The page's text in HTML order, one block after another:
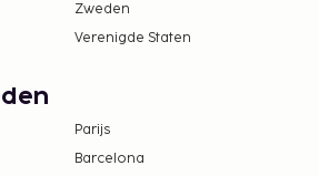
Zweden
Verenigde Staten
Parijs
Barcelona